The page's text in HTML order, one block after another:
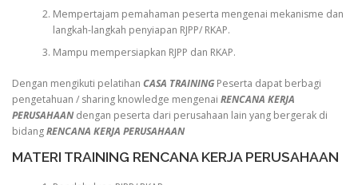
Mempertajam pemahaman peserta mengenai mekanisme dan
langkah-langkah penyiapan RJPP/ RKAP.
Mampu mempersiapkan RJPP dan RKAP.
Dengan mengikuti pelatihan CASA TRAINING Peserta dapat berbagi
pengetahuan / sharing knowledge mengenai RENCANA KERJA
PERUSAHAANdengan peserta dari perusahaan lain yang bergerak di
bidangRENCANA KERJA PERUSAHAAN
MATERI TRAINING RENCANA KERJA PERUSAHAAN